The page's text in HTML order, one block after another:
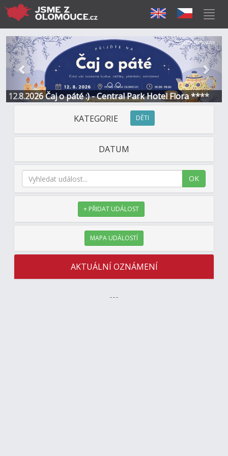
12.8.2026 Čaj o páté :) - Central Park Hotel Flora ****
Předchozí Další
Sponzorováno
KATEGORIE DĚTI
DATUM
OK
+ PŘIDAT UDÁLOST
MAPA UDÁLOSTÍ
AKTUÁLNÍ OZNÁMENÍ
---